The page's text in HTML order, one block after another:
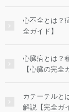
心不全とは？
全ガイド】
心臓病とは？
【心臓の完全
カテーテルと
解説【完全ガ